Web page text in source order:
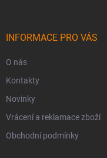
INFORMACE PRO VÁS
O nás
Kontakty
Novinky
Vrácení a reklamace zboží
Obchodní podmínky